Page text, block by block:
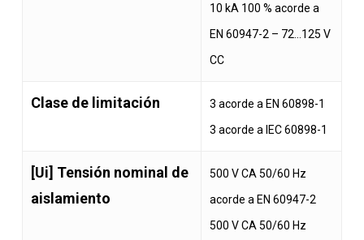
10 kA 100 % acorde a
EN 60947-2 – 72…125 V
CC
Clase de limitación
3 acorde a EN 60898-1
3 acorde a IEC 60898-1
[Ui] Tensión nominal de
aislamiento
500 V CA 50/60 Hz
acorde a EN 60947-2
500 V CA 50/60 Hz